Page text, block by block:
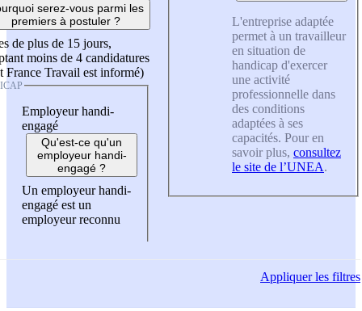
serez-vous parmi les
premiers à postuler ?
de plus de 15 jours,
moins de 4 candidatures
France Travail est informé)
Employeur handi-
engagé
Qu'est-ce qu'un
employeur handi-
engagé ?
Un employeur handi-
engagé est un
employeur reconnu
L'entreprise adaptée
permet à un travailleur
en situation de
handicap d'exercer
une activité
professionnelle dans
des conditions
adaptées à ses
capacités. Pour en
savoir plus, consultez
le site de l’UNEA.
Appliquerles filtres